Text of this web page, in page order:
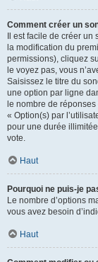
Comment créer un
Il est facile de créer
la modification du
permissions), cliquez
le voyez pas, vous
Saisissez le titre du
une option par ligne
le nombre de
« Option(s) par
pour une durée
vote.
Haut
Pourquoi ne puis-je
Le nombre d’options
vous avez besoin
Haut